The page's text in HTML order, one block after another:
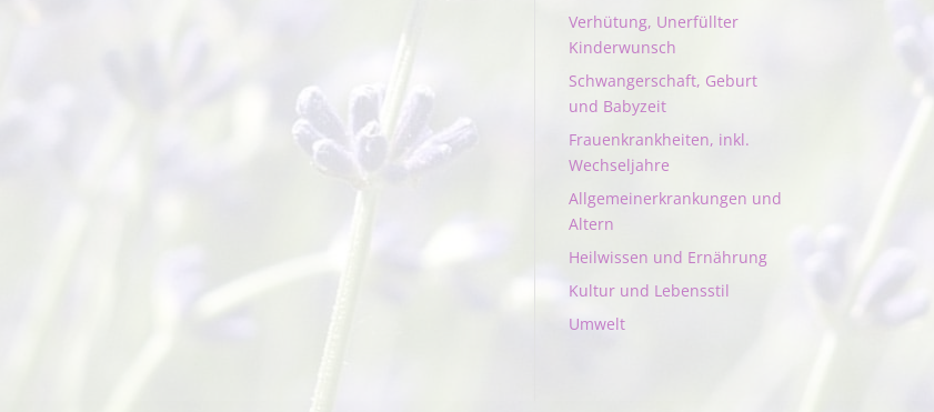
Verhütung, Unerfüllter
Kinderwunsch
Schwangerschaft, Geburt
und Babyzeit
Frauenkrankheiten, inkl.
Wechseljahre
Allgemeinerkrankungen und
Altern
Heilwissen und Ernährung
Kultur und Lebensstil
Umwelt